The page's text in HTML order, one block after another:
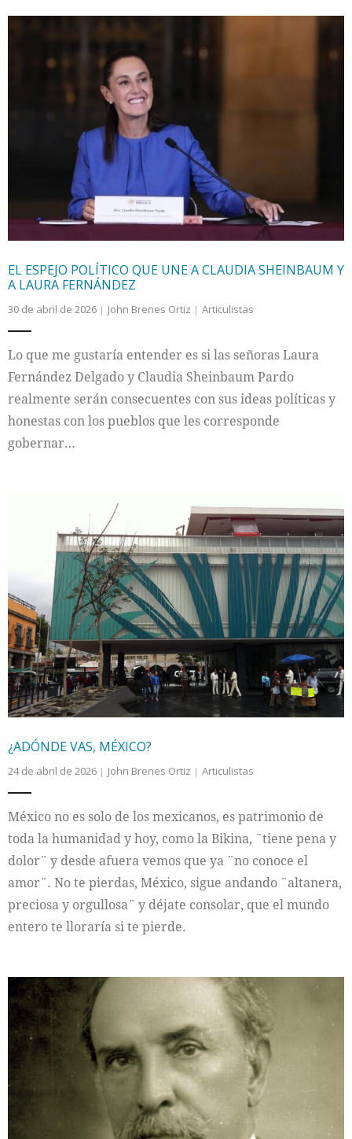
EL ESPEJO POLÍTICO QUE UNE A CLAUDIA SHEINBAUM Y
A LAURA FERNÁNDEZ
30 de abril de 2026 John Brenes Ortiz Articulistas
Lo que me gustaría entender es si las señoras Laura
Fernández Delgado y Claudia Sheinbaum Pardo
realmente serán consecuentes con sus ideas políticas y
honestas con los pueblos que les corresponde
gobernar…
¿ADÓNDE VAS, MÉXICO?
24 de abril de 2026 John Brenes Ortiz Articulistas
México no es solo de los mexicanos, es patrimonio de
toda la humanidad y hoy, como la Bikina, ¨tiene pena y
dolor¨ y desde afuera vemos que ya ¨no conoce el
amor¨. No te pierdas, México, sigue andando ¨altanera,
preciosa y orgullosa¨ y déjate consolar, que el mundo
entero te lloraría si te pierde.